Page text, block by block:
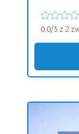
0.0/5 z 2